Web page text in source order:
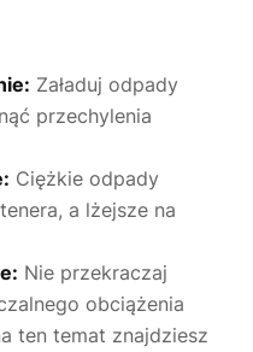
Załaduj odpady
przechylenia
Ciężkie odpady
a lżejsze na
Nie przekraczaj
obciążenia
ten temat znajdziesz